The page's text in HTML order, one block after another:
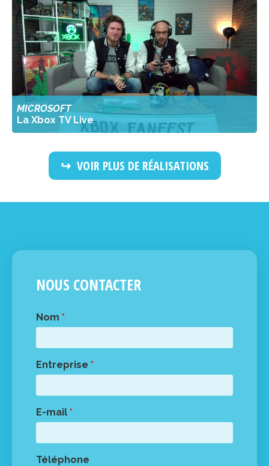
MICROSOFT
La Xbox TV Live
VOIR PLUS DE RÉALISATIONS
NOUS CONTACTER
Nom *
Entreprise *
E-mail *
Téléphone